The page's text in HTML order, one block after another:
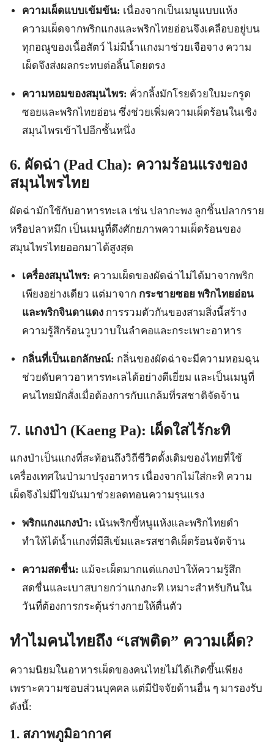
ความเผ็ดแบบเข้มข้น: เนื่องจากเป็นเมนูแบบแห้ง
ความเผ็ดจากพริกแกงและพริกไทยอ่อนจึงเคลือบอยู่บน
ทุกอณูของเนื้อสัตว์ ไม่มีน้ำแกงมาช่วยเจือจาง ความ
เผ็ดจึงส่งผลกระทบต่อลิ้นโดยตรง
ความหอมของสมุนไพร: คั่วกลิ้งมักโรยด้วยใบมะกรูด
ซอยและพริกไทยอ่อน ซึ่งช่วยเพิ่มความเผ็ดร้อนในเชิง
สมุนไพรเข้าไปอีกชั้นหนึ่ง
6. ผัดฉ่า (Pad Cha): ความร้อนแรงของ
สมุนไพรไทย
ผัดฉ่ามักใช้กับอาหารทะเล เช่น ปลากะพง ลูกชิ้นปลากราย
หรือปลาหมึก เป็นเมนูที่ดึงศักยภาพความเผ็ดร้อนของ
สมุนไพรไทยออกมาได้สูงสุด
เครื่องสมุนไพร: ความเผ็ดของผัดฉ่าไม่ได้มาจากพริก
เพียงอย่างเดียว แต่มาจาก กระชายซอย พริกไทยอ่อน
และพริกจินดาแดง การรวมตัวกันของสามสิ่งนี้สร้าง
ความรู้สึกร้อนวูบวาบในลำคอและกระเพาะอาหาร
กลิ่นที่เป็นเอกลักษณ์: กลิ่นของผัดฉ่าจะมีความหอมฉุน
ช่วยดับคาวอาหารทะเลได้อย่างดีเยี่ยม และเป็นเมนูที่
คนไทยมักสั่งเมื่อต้องการกับแกล้มที่รสชาติจัดจ้าน
7. แกงป่า (Kaeng Pa): เผ็ดใสไร้กะทิ
แกงป่าเป็นแกงที่สะท้อนถึงวิถีชีวิตดั้งเดิมของไทยที่ใช้
เครื่องเทศในป่ามาปรุงอาหาร เนื่องจากไม่ใส่กะทิ ความ
เผ็ดจึงไม่มีไขมันมาช่วยลดทอนความรุนแรง
พริกแกงแกงป่า: เน้นพริกขี้หนูแห้งและพริกไทยดำ
ทำให้ได้น้ำแกงที่มีสีเข้มและรสชาติเผ็ดร้อนจัดจ้าน
ความสดชื่น: แม้จะเผ็ดมากแต่แกงป่าให้ความรู้สึก
สดชื่นและเบาสบายกว่าแกงกะทิ เหมาะสำหรับกินใน
วันที่ต้องการกระตุ้นร่างกายให้ตื่นตัว
ทำไมคนไทยถึง “เสพติด” ความเผ็ด?
ความนิยมในอาหารเผ็ดของคนไทยไม่ได้เกิดขึ้นเพียง
เพราะความชอบส่วนบุคคล แต่มีปัจจัยด้านอื่น ๆ มารองรับ
ดังนี้:
1. สภาพภูมิอากาศ